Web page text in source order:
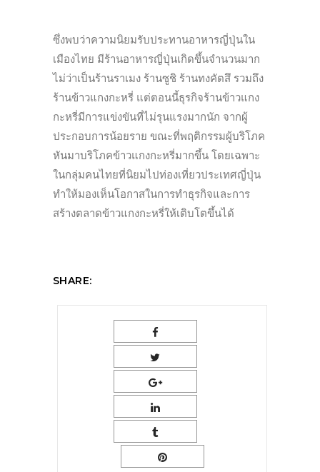
ซึ่งพบว่าความนิยมรับประทานอาหารญี่ปุ่นใน
เมืองไทย มีร้านอาหารญี่ปุ่นเกิดขึ้นจำนวนมาก
ไม่ว่าเป็นร้านราเมง ร้านซูชิ ร้านทงคัตสึ รวมถึง
ร้านข้าวแกงกะหรี่ แต่ตอนนี้ธุรกิจร้านข้าวแกง
กะหรี่มีการแข่งขันที่ไม่รุนแรงมากนัก จากผู้
ประกอบการน้อยราย ขณะที่พฤติกรรมผู้บริโภค
หันมาบริโภคข้าวแกงกะหรี่มากขึ้น โดยเฉพาะ
ในกลุ่มคนไทยที่นิยมไปท่องเที่ยวประเทศญี่ปุ่น
ทำให้มองเห็นโอกาสในการทำธุรกิจและการ
สร้างตลาดข้าวแกงกะหรี่ให้เติบโตขึ้นได้
SHARE: